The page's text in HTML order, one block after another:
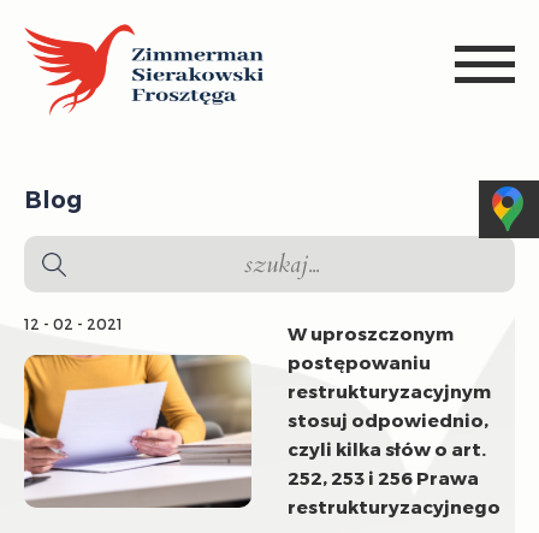
Blog
12 - 02 - 2021
W uproszczonym
postępowaniu
restrukturyzacyjnym
stosuj odpowiednio,
czyli kilka słów o art.
252, 253 i 256 Prawa
restrukturyzacyjnego